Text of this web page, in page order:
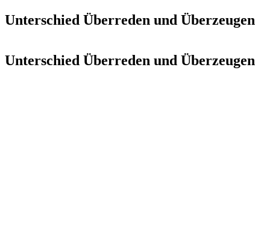
Unterschied Überreden und Überzeugen
Unterschied Überreden und Überzeugen